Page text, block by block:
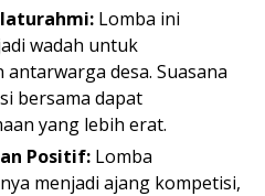
Lomba ini
wadah untuk
desa. Suasana
bersama dapat
yang lebih erat.
Positif: Lomba
menjadi ajang kompetisi,